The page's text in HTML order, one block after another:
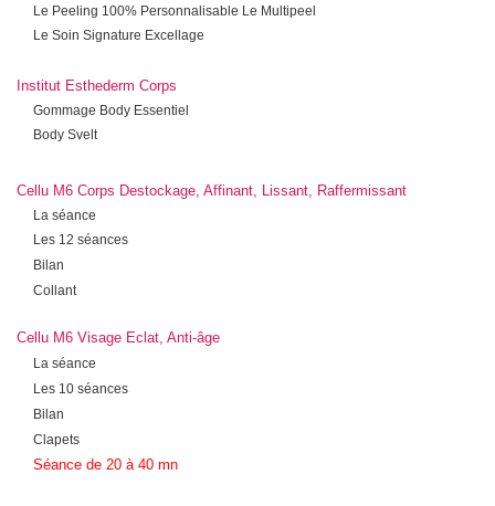
Le Peeling 100% Personnalisable Le Multipeel
Le Soin Signature Excellage
Institut Esthederm Corps
Gommage Body Essentiel
Body Svelt
Cellu M6 Corps Destockage, Affinant, Lissant, Raffermissant
La séance
Les 12 séances
Bilan
Collant
Cellu M6 Visage Eclat, Anti-âge
La séance
Les 10 séances
Bilan
Clapets
Séance de 20 à 40 mn